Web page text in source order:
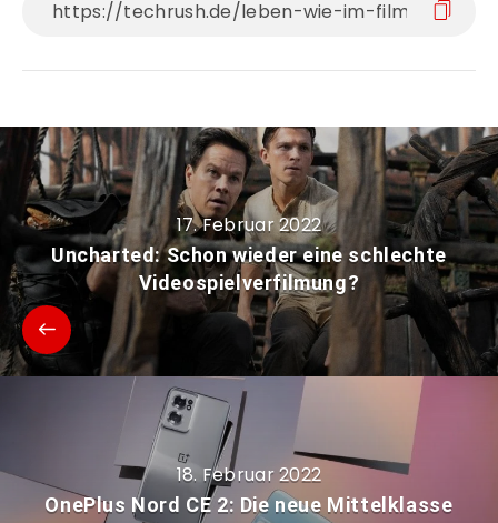
17. Februar 2022
Uncharted: Schon wieder eine schlechte
Videospielverfilmung?
18. Februar 2022
OnePlus Nord CE 2: Die neue Mittelklasse